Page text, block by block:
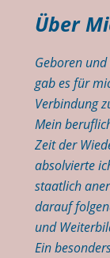
Über
Geboren
gab es für
Verbindung
Mein
Zeit der
absolvierte
staatlich
darauf
und
Ein